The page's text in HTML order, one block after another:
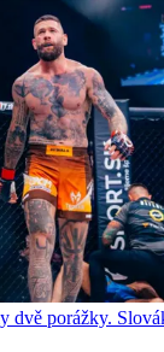
dvě porážky.